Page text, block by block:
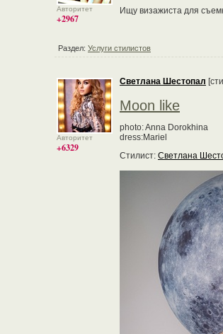
Авторитет
+2967
Ищу визажиста для
Раздел: Услуги стилистов
Авторитет
+6329
Светлана Шестопал
Moon like
photo: Anna Dorokhina
dress:Mariel
Стилист: Светлана